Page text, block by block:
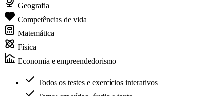
Geografia
Competências de vida
Matemática
Física
Economia e empreendedorismo
Todos os testes e exercícios interativos